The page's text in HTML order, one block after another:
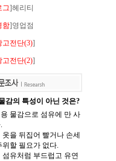
그]헤리티
함]영업점
고전단(3)]
고전단(2)]
감의 특성이 아닌 것은?
물감으로 섬유에 만 사
옷을 뒤집어 빨거나 손세
위할 필요가 없다.
섬유처럼 부드럽고 유연